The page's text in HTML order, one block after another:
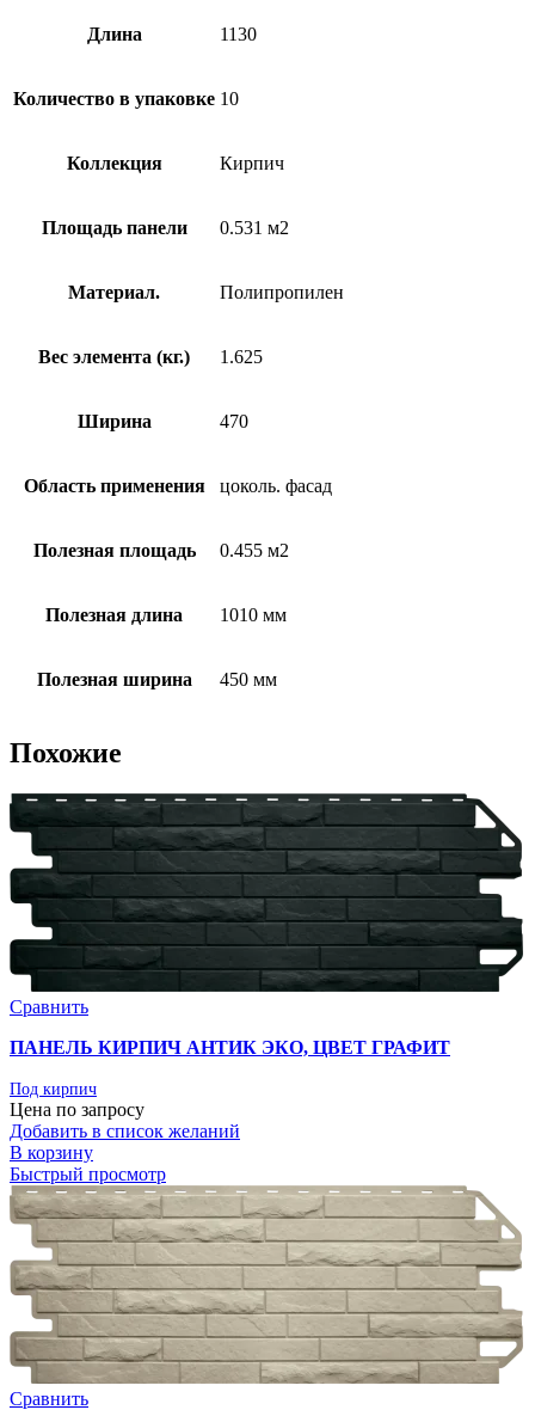
Длина 1130
Количество в упаковке 10
Коллекция Кирпич
Площадь панели 0.531 м2
Материал. Полипропилен
Вес элемента (кг.) 1.625
Ширина 470
Область применения цоколь. фасад
Полезная площадь 0.455 м2
Полезная длина 1010 мм
Полезная ширина 450 мм
Похожие
Сравнить
ПАНЕЛЬ КИРПИЧ АНТИК ЭКО, ЦВЕТ ГРАФИТ
Под кирпич
Цена по запросу
Добавить в список желаний
В корзину
Быстрый просмотр
Сравнить